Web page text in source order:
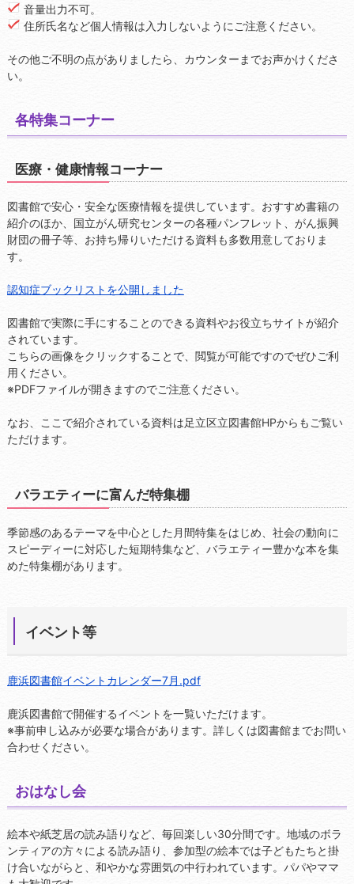
音量出力不可。
住所氏名など個人情報は入力しないようにご注意ください。
その他ご不明の点がありましたら、カウンターまでお声かけくださ
い。
各特集コーナー
医療・健康情報コーナー
図書館で安心・安全な医療情報を提供しています。おすすめ書籍の
紹介のほか、国立がん研究センターの各種パンフレット、がん振興
財団の冊子等、お持ち帰りいただける資料も多数用意しておりま
す。
認知症ブックリストを公開しました
図書館で実際に手にすることのできる資料やお役立ちサイトが紹介
されています。
こちらの画像をクリックすることで、閲覧が可能ですのでぜひご利
用ください。
※PDFファイルが開きますのでご注意ください。
なお、ここで紹介されている資料は足立区立図書館HPからもご覧い
ただけます。
バラエティーに富んだ特集棚
季節感のあるテーマを中心とした月間特集をはじめ、社会の動向に
スピーディーに対応した短期特集など、バラエティー豊かな本を集
めた特集棚があります。
イベント等
鹿浜図書館イベントカレンダー7月.pdf
鹿浜図書館で開催するイベントを一覧いただけます。
※事前申し込みが必要な場合があります。詳しくは図書館までお問い
合わせください。
おはなし会
絵本や紙芝居の読み語りなど、毎回楽しい30分間です。地域のボラ
ンティアの方々による読み語り、参加型の絵本では子どもたちと掛
け合いながらと、和やかな雰囲気の中行われています。パパやママ